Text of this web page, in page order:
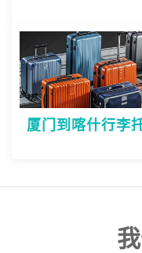
厦门到喀什行李